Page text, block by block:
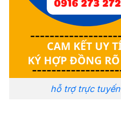
hỗ trợ trực tuyến